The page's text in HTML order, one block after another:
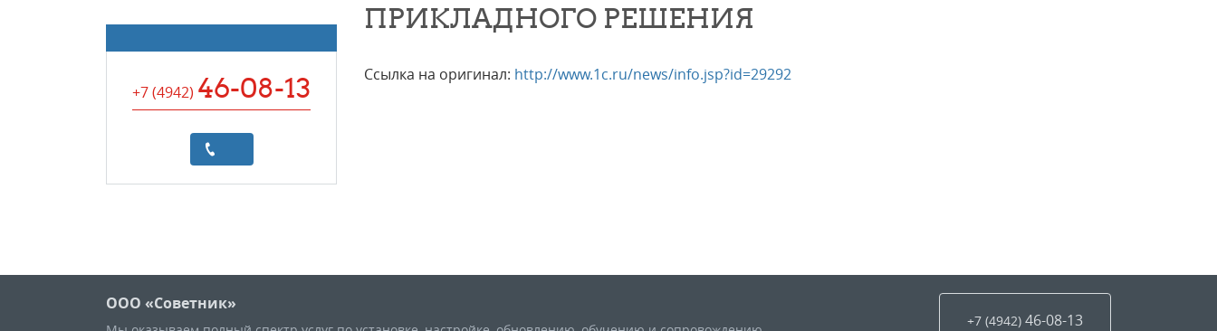
+7 (4942) 46-08-13
ПРИКЛАДНОГО РЕШЕНИЯ
Ссылка на оригинал: http://www.1c.ru/news/info.jsp?id=29292
ООО «Советник»
+7 (4942) 46-08-13